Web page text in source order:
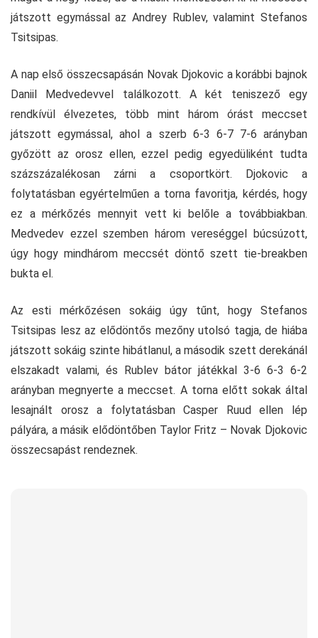
játszott egymással az Andrey Rublev, valamint Stefanos
Tsitsipas.
A nap első összecsapásán Novak Djokovic a korábbi bajnok
Daniil Medvedevvel találkozott. A két teniszező egy
rendkívül élvezetes, több mint három órást meccset
játszott egymással, ahol a szerb 6-3 6-7 7-6 arányban
győzött az orosz ellen, ezzel pedig egyedüliként tudta
százszázalékosan zárni a csoportkört. Djokovic a
folytatásban egyértelműen a torna favoritja, kérdés, hogy
ez a mérkőzés mennyit vett ki belőle a továbbiakban.
Medvedev ezzel szemben három vereséggel búcsúzott,
úgy hogy mindhárom meccsét döntő szett tie-breakben
bukta el.
Az esti mérkőzésen sokáig úgy tűnt, hogy Stefanos
Tsitsipas lesz az elődöntős mezőny utolsó tagja, de hiába
játszott sokáig szinte hibátlanul, a második szett derekánál
elszakadt valami, és Rublev bátor játékkal 3-6 6-3 6-2
arányban megnyerte a meccset. A torna előtt sokak által
lesajnált orosz a folytatásban Casper Ruud ellen lép
pályára, a másik elődöntőben Taylor Fritz – Novak Djokovic
összecsapást rendeznek.